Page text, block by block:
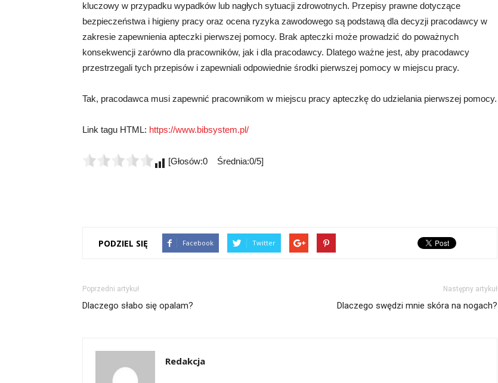
kluczowy w przypadku wypadków lub nagłych sytuacji zdrowotnych. Przepisy prawne dotyczące
bezpieczeństwa i higieny pracy oraz ocena ryzyka zawodowego są podstawą dla decyzji pracodawcy w
zakresie zapewnienia apteczki pierwszej pomocy. Brak apteczki może prowadzić do poważnych
konsekwencji zarówno dla pracowników, jak i dla pracodawcy. Dlatego ważne jest, aby pracodawcy
przestrzegali tych przepisów i zapewniali odpowiednie środki pierwszej pomocy w miejscu pracy.
Tak, pracodawca musi zapewnić pracownikom w miejscu pracy apteczkę do udzielania pierwszej pomocy.
Link tagu HTML: https://www.bibsystem.pl/
[Głosów:0 Średnia:0/5]
PODZIEL SIĘ Facebook Twitter
Poprzedni artykuł
Dlaczego słabo się opalam?
Następny artykuł
Dlaczego swędzi mnie skóra na nogach?
Redakcja